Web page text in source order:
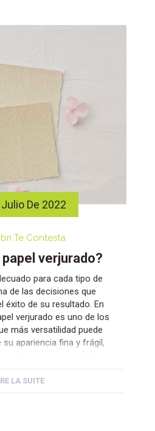
De 2022
Te Contesta
verjurado?
para cada tipo de
de las decisiones que
éxito de su resultado. En
verjurado es uno de los
más versatilidad puede
su apariencia fina y frágil,
LA SUITE